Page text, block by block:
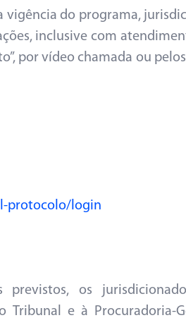
vigência do programa,
inclusive com
por vídeo chamada ou
protocolo/login
previstos, os
Tribunal e à Procuradoria-